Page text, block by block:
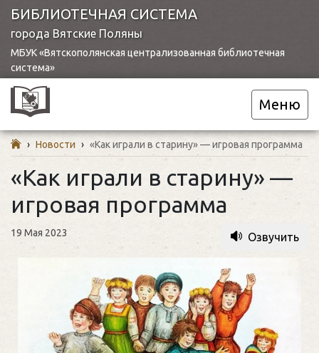
БИБЛИОТЕЧНАЯ СИСТЕМА
города Вятские Поляны
МБУК «Вятскополянская централизованная библиотечная
система»
Меню
› Новости › «Как играли в старину» — игровая программа
«Как играли в старину» —
игровая программа
19 Мая 2023 Озвучить